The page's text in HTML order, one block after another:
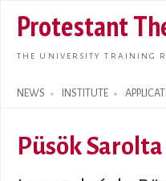
Protestant
THE UNIVERSITY TRAINING
NEWS INSTITUTE
Search form
Püsök Sarolta